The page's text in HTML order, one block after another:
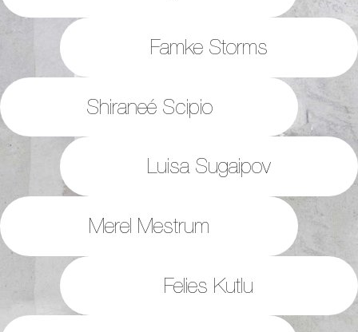
Famke Storms
Shiraneé Scipio
Luisa Sugaipov
Merel Mestrum
Felies Kutlu